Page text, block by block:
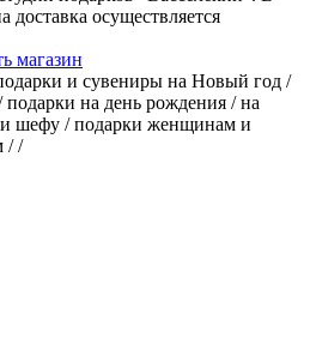
доставка осуществляется
магазин
и сувениры на Новый год /
на день рождения / на
и шефу / подарки женщинам и
/ /